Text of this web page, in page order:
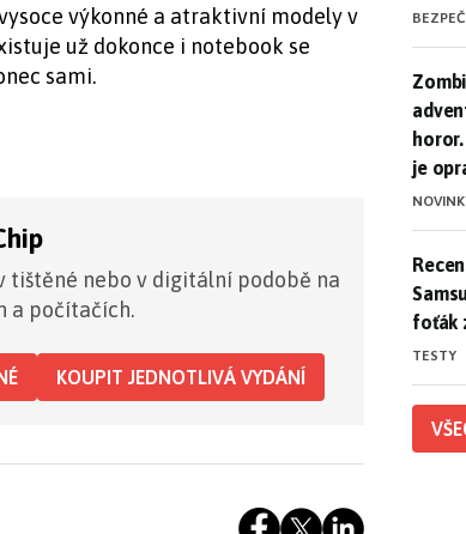
výkonné a atraktivní modely v
už dokonce i notebook se
sami.
tištěné nebo v digitální podobě na
a počítačích.
KOUPIT JEDNOTLIVÁ VYDÁNÍ
je
foťák
TESTY